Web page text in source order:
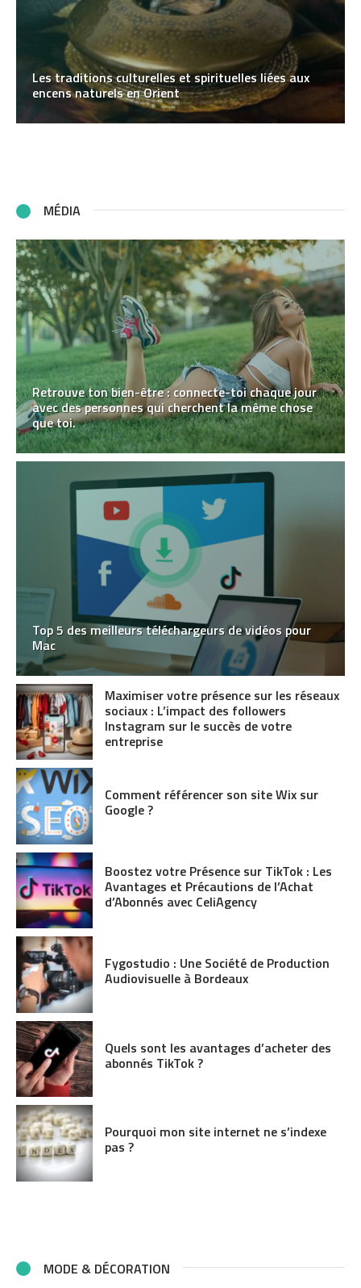
Les traditions culturelles et spirituelles liées aux
encens naturels en Orient
MÉDIA
Retrouve ton bien-être : connecte-toi chaque jour
avec des personnes qui cherchent la même chose
que toi.
Top 5 des meilleurs téléchargeurs de vidéos pour
Mac
Maximiser votre présence sur les réseaux
sociaux : L’impact des followers
Instagram sur le succès de votre
entreprise
Comment référencer son site Wix sur
Google ?
Boostez votre Présence sur TikTok : Les
Avantages et Précautions de l’Achat
d’Abonnés avec CeliAgency
Fygostudio : Une Société de Production
Audiovisuelle à Bordeaux
Quels sont les avantages d’acheter des
abonnés TikTok ?
Pourquoi mon site internet ne s’indexe
pas ?
MODE & DÉCORATION